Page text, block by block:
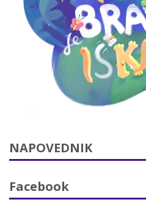
NAPOVEDNIK
Facebook